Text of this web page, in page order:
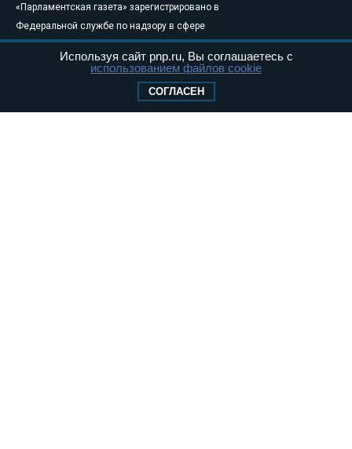
«Парламентская газета» зарегистрировано в
Федеральной службе по надзору в сфере
связи, информационных технологий и
массовых коммуникаций (Роскомнадзор) 05
Свидетельство о регистрации Эл № ФС77-
Используя сайт pnp.ru, Вы соглашаетесь с
использованием файлов cookie
СОГЛАСЕН